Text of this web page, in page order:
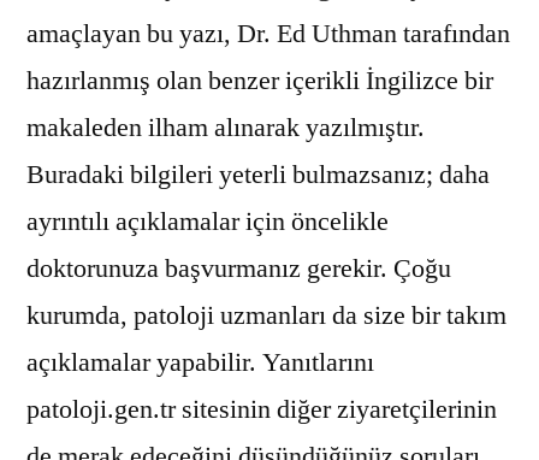
amaçlayan bu yazı, Dr. Ed Uthman tarafından
hazırlanmış olan benzer içerikli İngilizce bir
makaleden ilham alınarak yazılmıştır.
Buradaki bilgileri yeterli bulmazsanız; daha
ayrıntılı açıklamalar için öncelikle
doktorunuza başvurmanız gerekir. Çoğu
kurumda, patoloji uzmanları da size bir takım
açıklamalar yapabilir. Yanıtlarını
patoloji.gen.tr sitesinin diğer ziyaretçilerinin